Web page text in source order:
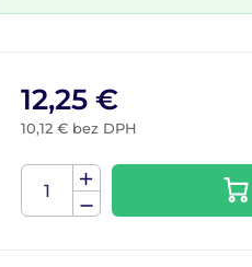
12,25 €
10,12 € bez DPH